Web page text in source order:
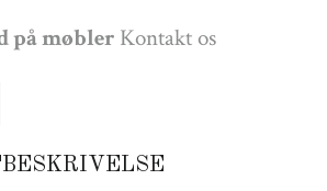
på møbler Kontakt os